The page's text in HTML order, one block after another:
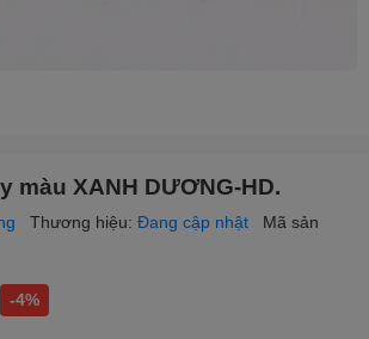
màu XANH DƯƠNG-HD.
Thương hiệu: Đang cập nhật
Mã sản
-4%